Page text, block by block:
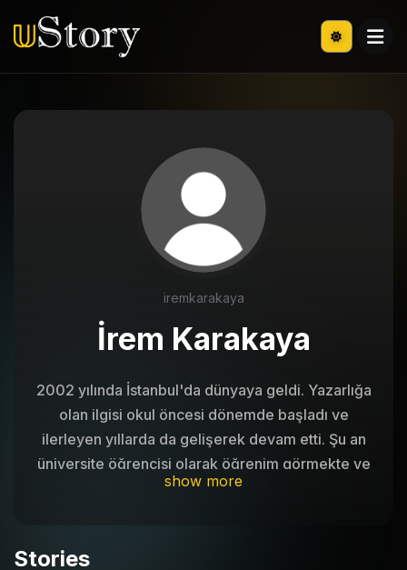
iremkarakaya
İrem Karakaya
2002 yılında İstanbul'da dünyaya geldi. Yazarlığa
olan ilgisi okul öncesi dönemde başladı ve
ilerleyen yıllarda da gelişerek devam etti. Şu an
üniversite öğrencisi olarak öğrenim görmekte ve
hobi olarak yazarlık yapmaktadır.
show more
Stories